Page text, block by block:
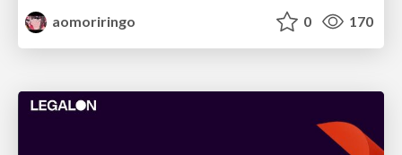
aomoriringo
0 170